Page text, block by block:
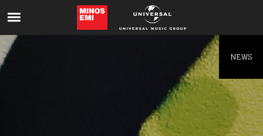
NEWS
Like being first?
Get news from your favorite artists before
everyone else.